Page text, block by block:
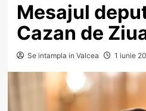
Mesajul
Cazan de
Se intampla in Valcea 1 iunie